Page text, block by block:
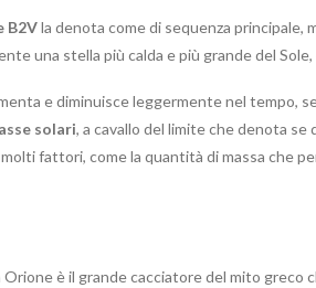
B2Vla denota come di sequenza
una stella più calda e più grande del
e diminuisce leggermente nel tempo,
solari, a cavallo del limite che denota
fattori, come la quantità di massa che
è il grande cacciatore del mito greco